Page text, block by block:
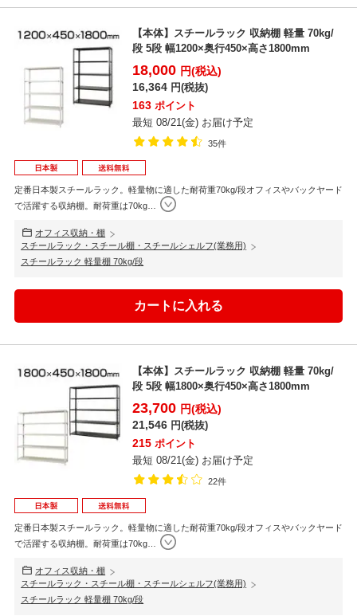
【本体】スチールラック 収納棚 軽量 70kg/
段 5段 幅1200×奥行450×高さ1800mm
18,000 円(税込)
16,364 円(税抜)
163 ポイント
最短 08/21(金) お届け予定
35件
定番日本製スチールラック。軽量物に適した耐荷重70kg/段オフィスやバックヤード
で活躍する収納棚。耐荷重は70kg…
オフィス収納・棚
スチールラック・スチール棚・スチールシェルフ(業務用)
スチールラック 軽量棚 70kg/段
【本体】スチールラック 収納棚 軽量 70kg/
段 5段 幅1800×奥行450×高さ1800mm
23,700 円(税込)
21,546 円(税抜)
215 ポイント
最短 08/21(金) お届け予定
22件
定番日本製スチールラック。軽量物に適した耐荷重70kg/段オフィスやバックヤード
で活躍する収納棚。耐荷重は70kg…
オフィス収納・棚
スチールラック・スチール棚・スチールシェルフ(業務用)
スチールラック 軽量棚 70kg/段